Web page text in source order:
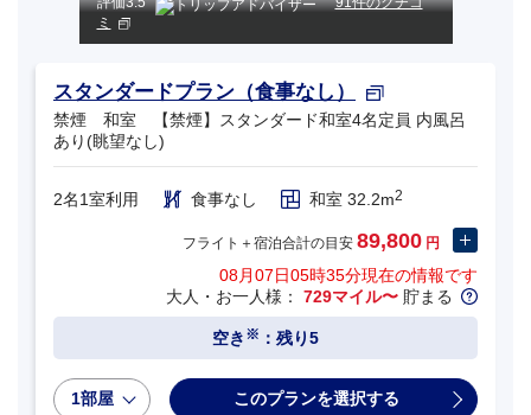
ミ
スタンダードプラン（食事なし）
禁煙 和室 【禁煙】スタンダード和室4名定員 内風呂
あり(眺望なし)
2名1室利用 食事なし 和室 32.2m2
フライト＋宿泊合計の目安 89,800 円
08月07日05時35分現在の情報です
大人・お一人様： 729マイル〜 貯まる
空き ※ ：残り5
1部屋